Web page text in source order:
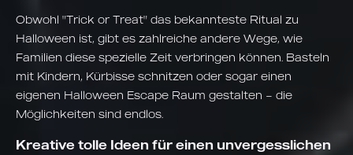
Obwohl "Trick or Treat" das bekannteste Ritual zu
Halloween ist, gibt es zahlreiche andere Wege, wie
Familien diese spezielle Zeit verbringen können. Basteln
mit Kindern, Kürbisse schnitzen oder sogar einen
eigenen Halloween Escape Raum gestalten – die
Möglichkeiten sind endlos.
Kreative tolle Ideen für einen unvergesslichen